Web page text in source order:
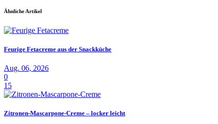
Ähnliche Artikel
Feurige Fetacreme aus der Snackküche
Aug. 06, 2026
0
15
Zitronen-Mascarpone-Creme – locker leicht